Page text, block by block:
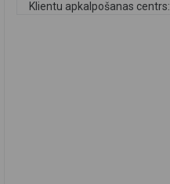
Klientu apkalpošanas centrs: